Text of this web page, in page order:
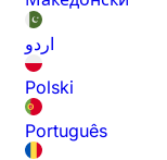
اردو
Polski
Português